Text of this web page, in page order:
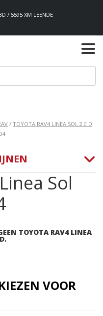
/ 5595 XM LEENDE
/ TOYOTA RAV4 LINEA SOL 2.0 D
Sol
TOYOTA RAV4 LINEA
VOOR